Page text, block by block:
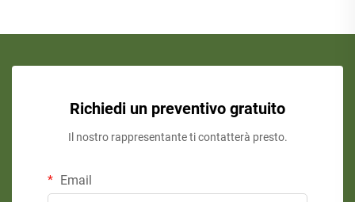
Richiedi un preventivo gratuito
Il nostro rappresentante ti contatterà presto.
Email